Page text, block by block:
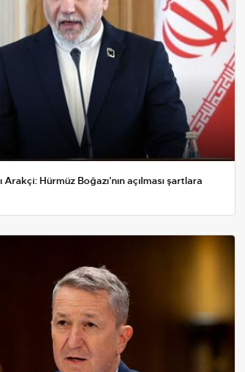
Arakçi: Hürmüz Boğazı'nın açılması şartlara